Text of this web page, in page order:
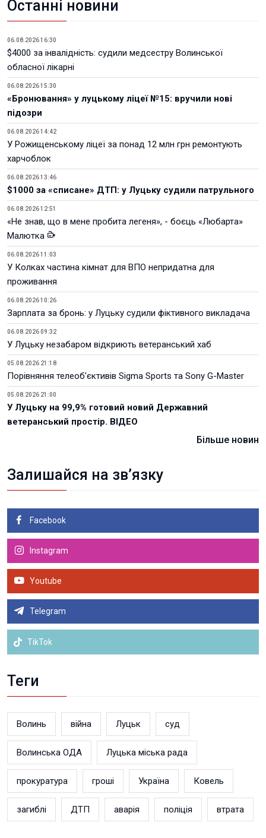
Останні новини
06.08.2026 16:30
$4000 за інвалідність: судили медсестру Волинської
обласної лікарні
06.08.2026 15:30
«Бронювання» у луцькому ліцеї №15: вручили нові
підозри
06.08.2026 14:42
У Рожищенському ліцеї за понад 12 млн грн ремонтують
харчоблок
06.08.2026 13:46
$1000 за «списане» ДТП: у Луцьку судили патрульного
06.08.2026 12:51
«Не знав, що в мене пробита легеня», - боєць «Любарта»
Малютка
06.08.2026 11:03
У Колках частина кімнат для ВПО непридатна для
проживання
06.08.2026 10:26
Зарплата за бронь: у Луцьку судили фіктивного викладача
06.08.2026 09:32
У Луцьку незабаром відкриють ветеранський хаб
05.08.2026 21:18
Порівняння телеоб'єктивів Sigma Sports та Sony G-Master
05.08.2026 21:00
У Луцьку на 99,9% готовий новий Державний
ветеранський простір. ВІДЕО
Більше новин
Залишайся на зв’язку
Facebook
Instagram
Youtube
Telegram
TikTok
Теги
Волинь війна Луцьк суд
Волинська ОДА Луцька міська рада
прокуратура гроші Україна Ковель
загиблі ДТП аварія поліція втрата